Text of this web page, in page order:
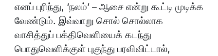
எனப் புரிந்து, ‘நலம்’ – ஆசை என்று கூட்டி முடிக்க
வேண்டும். இவ்வாறு சொல் சொல்லாக
வாசித்துப் பக்திவெளியைக் கடந்து
பொதுவெளிக்குள் புகுந்து பரவிவிட்டால்,